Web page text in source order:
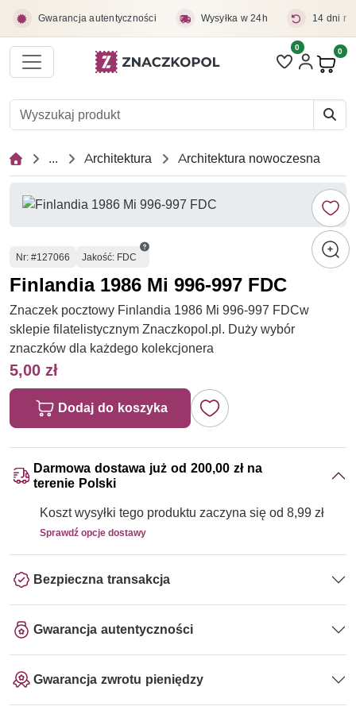
Gwarancja autentyczności Wysyłka w 24h 14 dni
Liczba pozycji
0 0
... Architektura Architektura nowoczesna
Numer
Nr: #127066 Jakość: FDC
Finlandia 1986 Mi 996-997 FDC
Znaczek pocztowy Finlandia 1986 Mi 996-997 FDCw
sklepie filatelistycznym Znaczkopol.pl. Duży wybór
znaczków dla każdego kolekcjonera
5,00 zł
Dodaj do koszyka
Darmowa dostawa już od 200,00 zł na
terenie Polski
Koszt wysyłki tego produktu zaczyna się od 8,99 zł
Sprawdź opcje dostawy
Bezpieczna transakcja
Gwarancja autentyczności
Gwarancja zwrotu pieniędzy